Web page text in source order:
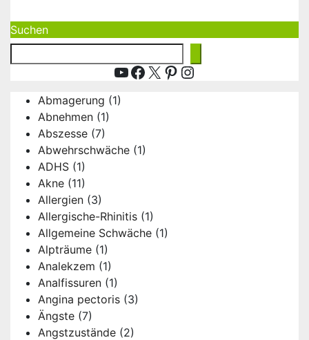
Suchen
YouTube
Facebook
X Pinterest
Instagram
Abmagerung (1)
Abnehmen (1)
Abszesse (7)
Abwehrschwäche (1)
ADHS (1)
Akne (11)
Allergien (3)
Allergische-Rhinitis (1)
Allgemeine Schwäche (1)
Alpträume (1)
Analekzem (1)
Analfissuren (1)
Angina pectoris (3)
Ängste (7)
Angstzustände (2)